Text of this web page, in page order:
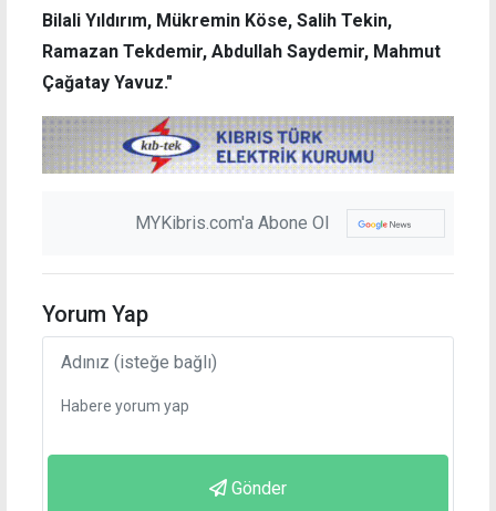
Bilali Yıldırım, Mükremin Köse, Salih Tekin,
Ramazan Tekdemir, Abdullah Saydemir, Mahmut
Çağatay Yavuz."
MYKibris.com'a Abone Ol
Yorum Yap
Gönder